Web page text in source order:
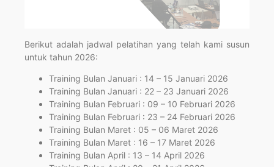
Berikut adalah jadwal pelatihan yang telah kami susun
untuk tahun 2026:
Training Bulan Januari : 14 – 15 Januari 2026
Training Bulan Januari : 22 – 23 Januari 2026
Training Bulan Februari : 09 – 10 Februari 2026
Training Bulan Februari : 23 – 24 Februari 2026
Training Bulan Maret : 05 – 06 Maret 2026
Training Bulan Maret : 16 – 17 Maret 2026
Training Bulan April : 13 – 14 April 2026